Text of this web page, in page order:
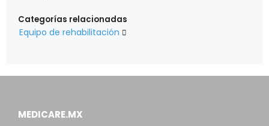
Categorías relacionadas
Equipo de rehabilitación 
MEDICARE.MX